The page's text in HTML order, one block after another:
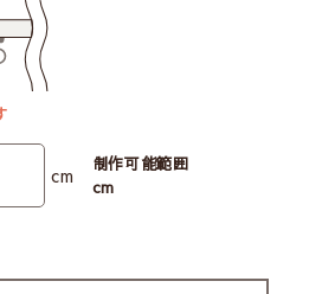
cm
制作可能範囲
cm